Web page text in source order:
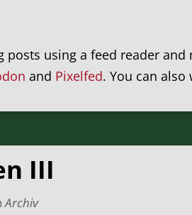
posts using a feed reader and
and Pixelfed. You can
III
Archiv